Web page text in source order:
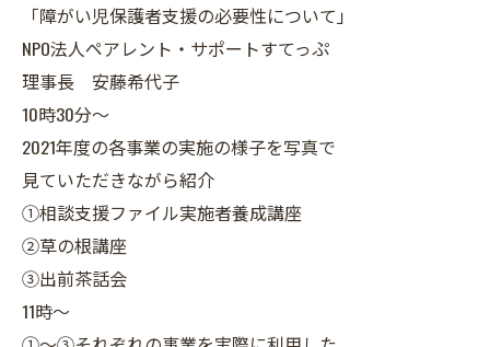
「障がい児保護者支援の必要性について」
NPO法人ペアレント・サポートすてっぷ
理事長 安藤希代子
10時30分～
2021年度の各事業の実施の様子を写真で
見ていただきながら紹介
①相談支援ファイル実施者養成講座
②草の根講座
③出前茶話会
11時～